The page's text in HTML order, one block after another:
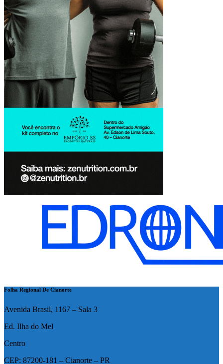
Folha Regional De Cianorte
Avenida Brasil, 1167 – Sala 3
Ed. Ilha do Mel
Centro
CEP: 87200-181 – Cianorte – PR